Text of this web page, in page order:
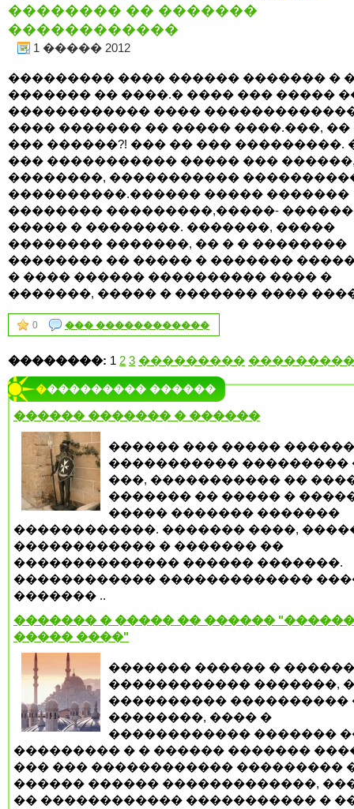
�������� �� �������
������������
1 ����� 2012
��������� ���� ������ ������� �
������� �� ����.� ���� ��� �����
������������ ����
���� ������� �� ����� ����.���, ��
��� ������?! ��� �� ��� ���������.
��� ����������� ����� ���
��������, �����������
����������.������ ����� �������
�������� ���������,�����-
����� � ��������. �������, �����
�������� �������, �� � � ��������
�������� �� ����� � �������
� ���� ������ ���������� ���� �
�������, ����� � ������� ����
0 ��� ������������
��������: 1 2 3 ��������� ���������
���������� ������
������ ������� � ������
������ ��� �����
����������� ���������
���, ����������� ��
������� �� ����� �
����� ������� �������
������������. ������� ����,
������������ � ������� ��
�������������� ������ �������.
������������ �������������
������� ..
������� � ����� �� ������
����� ����"
������� ������ �
������������ �������,
���������� ����������
��������, ���� �
������������ �������
��������� � � ������ �������
��� ��� ������������ ���������
������ ������ �������������,
�� ������������ ����������� �